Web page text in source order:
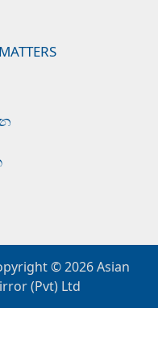
© 2026Asian
(Pvt) Ltd